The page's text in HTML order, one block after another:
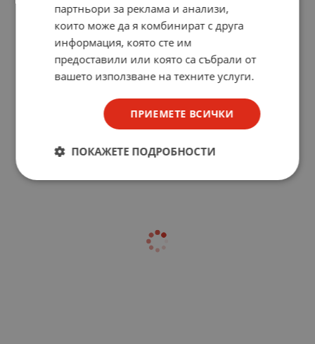
партньори за реклама и анализи,
които може да я комбинират с друга
информация, която сте им
предоставили или която са събрали от
вашето използване на техните услуги.
ПРИЕМЕТЕ ВСИЧКИ
ПОКАЖЕТЕ ПОДРОБНОСТИ